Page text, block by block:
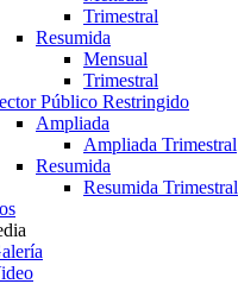
Trimestral
Resumida
Mensual
Trimestral
Público Restringido
Ampliada
Ampliada Trimestral
Resumida
Resumida Trimestral